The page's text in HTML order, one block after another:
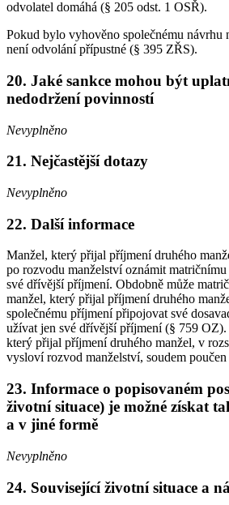
odvolatel domáhá (§ 205 odst. 1 OSŘ).
Pokud bylo vyhověno společnému návrhu
není odvolání přípustné (§ 395 ZŘS).
20. Jaké sankce mohou být
nedodržení povinností
Nevyplněno
21. Nejčastější dotazy
Nevyplněno
22. Další informace
Manžel, který přijal příjmení druhého
po rozvodu manželství oznámit
své dřívější příjmení. Obdobně může
manžel, který přijal příjmení druhého
společnému příjmení připojovat své
užívat jen své dřívější příjmení (§ 759
který přijal příjmení druhého manžel, v
vysloví rozvod manželství, soudem
23. Informace o popisovaném
životní situace) je možné získat
a v jiné formě
Nevyplněno
24. Související životní situace a